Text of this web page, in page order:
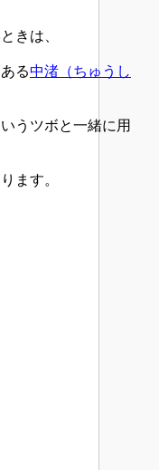
きは、
る中渚（ちゅうし
うツボと一緒に用
ます。